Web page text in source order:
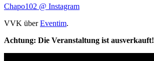
Chapo102 @ Instagram
VVK überEventim.
Achtung: Die Veranstaltung ist ausverkauft!